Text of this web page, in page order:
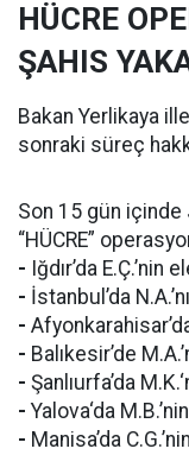
HÜCRE
ŞAHIS
Bakan Yerlikaya
sonraki süreç
Son 15 gün içinde
“HÜCRE”
- Iğdır’da E.Ç.’nin
- İstanbul’da
- Afyonkarahisar’da
- Balıkesir’de
- Şanlıurfa’da
- Yalova‘da
- Manisa’da